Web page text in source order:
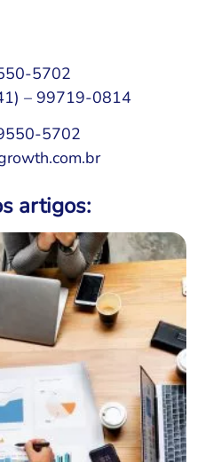
5702
– 99719-0814
5702
artigos: